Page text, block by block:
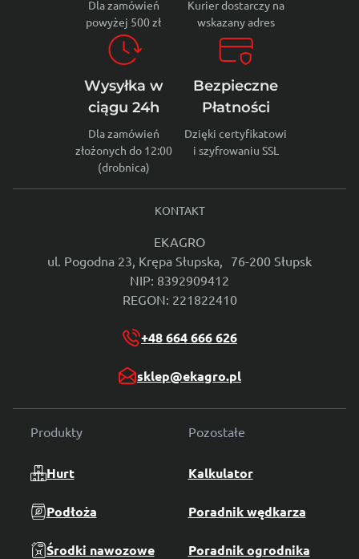
Dla zamówień
powyżej 500 zł
Kurier dostarczy na
wskazany adres
Wysyłka w
ciągu 24h
Dla zamówień
złożonych do 12:00
(drobnica)
Bezpieczne
Płatności
Dzięki certyfikatowi
i szyfrowaniu SSL
KONTAKT
EKAGRO
ul. Pogodna 23, Krępa Słupska, 76-200 Słupsk
NIP: 8392909412
REGON: 221822410
+48 664 666 626
sklep@ekagro.pl
Produkty
Hurt
Podłoża
Środki nawozowe
Pozostałe
Kalkulator
Poradnik wędkarza
Poradnik ogrodnika